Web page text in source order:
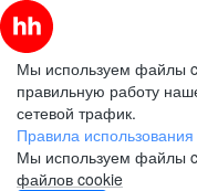
Мы используем файлы
правильную работу
сетевой трафик.
Правила
Мы используем файлы
файлов cookie